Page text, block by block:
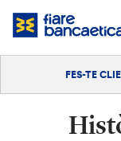
Salta
Iniciar sessió
Fes-te'n client/
FES-TE